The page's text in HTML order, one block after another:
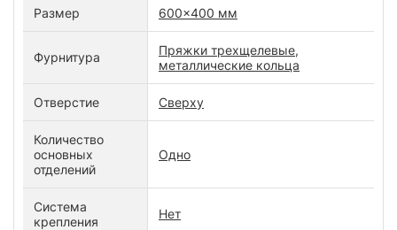
Размер 600x400 мм
Фурнитура
Пряжки трехщелевые,
металлические кольца
Отверстие Сверху
Количество
основных
отделений
Одно
Система
крепления
Нет